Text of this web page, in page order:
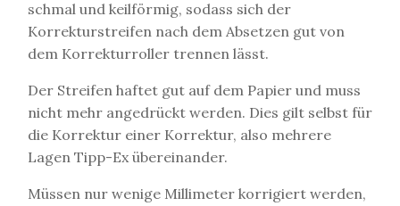
schmal und keilförmig, sodass sich der
Korrekturstreifen nach dem Absetzen gut von
dem Korrekturroller trennen lässt.
Der Streifen haftet gut auf dem Papier und muss
nicht mehr angedrückt werden. Dies gilt selbst für
die Korrektur einer Korrektur, also mehrere
Lagen Tipp-Ex übereinander.
Müssen nur wenige Millimeter korrigiert werden,